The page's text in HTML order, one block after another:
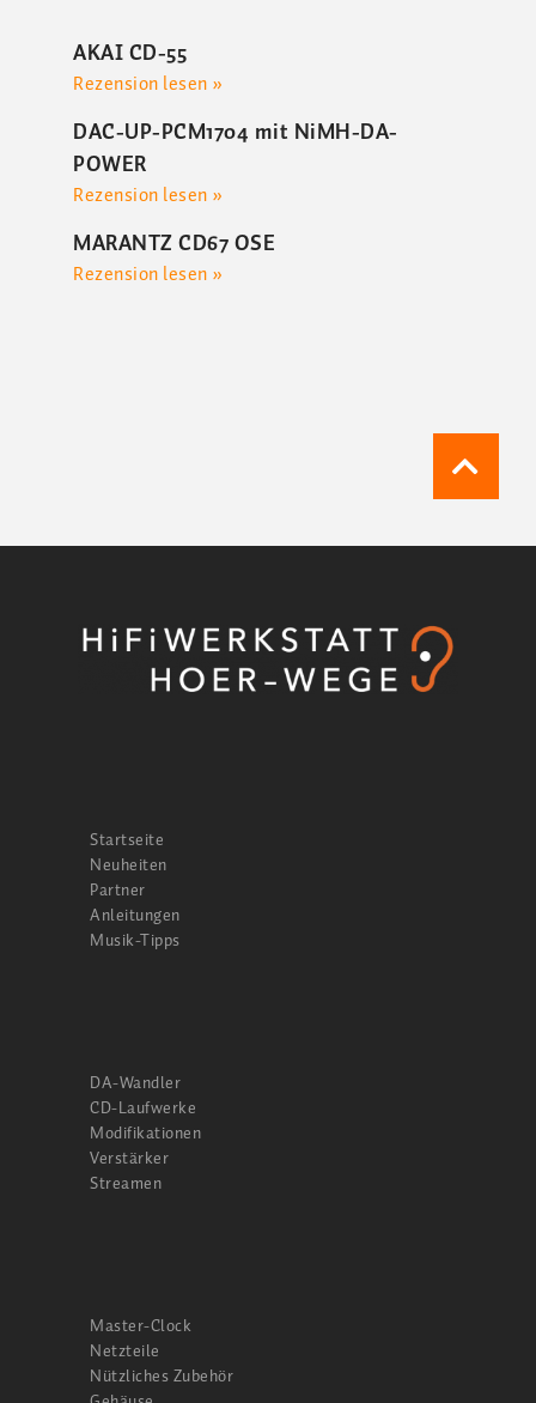
AKAI CD-55
Rezension lesen »
DAC-UP-PCM1704 mit NiMH-DA-
POWER
Rezension lesen »
MARANTZ CD67 OSE
Rezension lesen »
Startseite
Neuheiten
Partner
Anleitungen
Musik-Tipps
DA-Wandler
CD-Laufwerke
Modifikationen
Verstärker
Streamen
Master-Clock
Netzteile
Nützliches Zubehör